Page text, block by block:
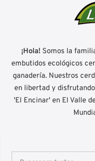
¡Hola! Somos la
embutidos ecológicos
ganadería. Nuestros
en libertad y
'El Encinar' en El Valle